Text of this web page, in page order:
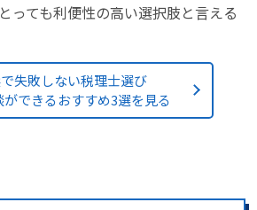
っても利便性の高い選択肢と言える
失敗しない税理士選び
できるおすすめ3選を見る